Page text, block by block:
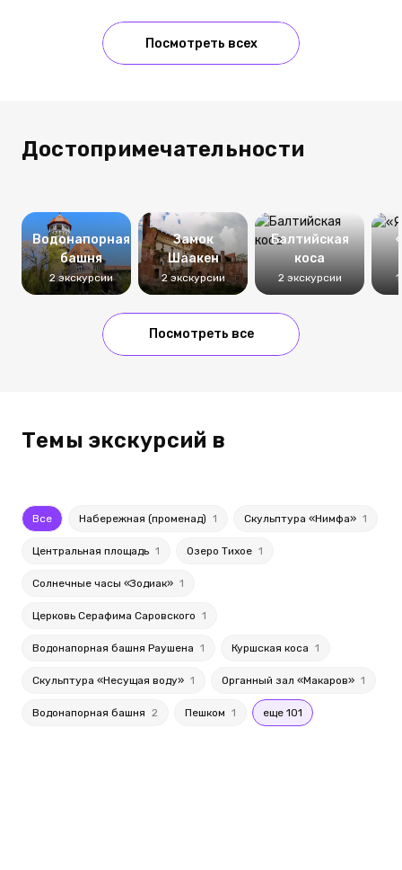
Посмотреть всех
Достопримечательности
Водонапорная
башня
2 экскурсии
Замок
Шаакен
2 экскурсии
Балтийская
коса
2 экскурсии
Посмотреть все
Темы экскурсий в
Все Набережная (променад) 1 Скульптура «Нимфа» 1
Центральная площадь 1 Озеро Тихое 1
Солнечные часы «Зодиак» 1
Церковь Серафима Саровского 1
Водонапорная башня Раушена 1 Куршская коса 1
Скульптура «Несущая воду» 1 Органный зал «Макаров» 1
Водонапорная башня 2 Пешком 1 еще 101